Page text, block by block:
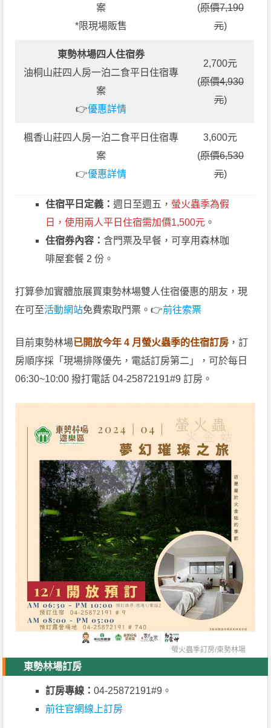
案
*限現場販售
(原價7,190
元)
東勢林場四人住宿券
油桐山莊四人房一泊二食平日住宿專
案
👉優惠詳情
2,700元
(原價4,930
元)
楓香山莊四人房一泊二食平日住宿專
案
👉優惠詳情
3,600元
(原價6,530
元)
住宿平日定義：週日至週五， 螢火蟲季為假
日，使用兩人平日住宿需加價1,500元 。
住宿券內容： 含門票及早餐，可享用森林咖
啡屋套餐 2 份。
打算參加實體旅展買東勢林場雙人住宿優惠的朋友，現
在可至活動網站免費索取門票。👉前往索票
目前東勢林場已開放今年 4 月螢火蟲季的住宿訂房 ，訂
房順序採「現場排隊優先，電話訂房第二」，可於每日
06:30~10:00 撥打電話 04-25872191#9 訂房。
螢火蟲季訂房/東勢林場
東勢林場訂房
訂房專線：04-25872191#9。
前往官網線上訂房